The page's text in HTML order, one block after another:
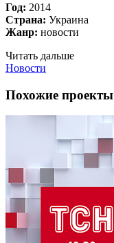
Год: 2014
Страна: Украина
Жанр: новости
Читать дальше
Новости
Похожие проекты